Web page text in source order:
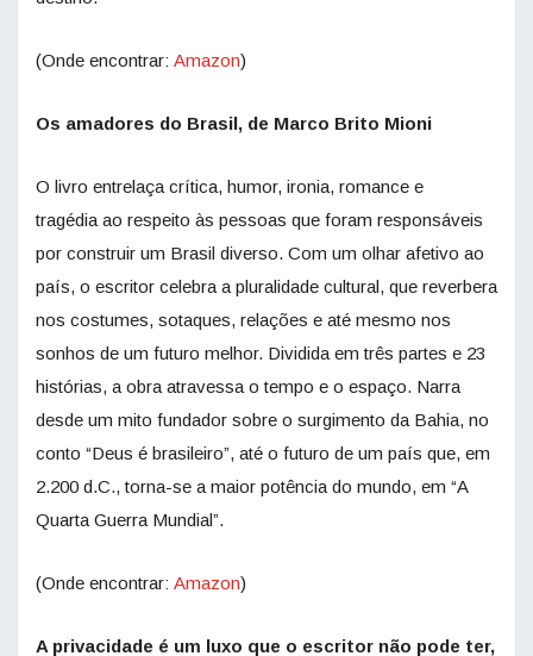
(Onde encontrar: Amazon)
Os amadores do Brasil, de Marco Brito Mioni
O livro entrelaça crítica, humor, ironia, romance e
tragédia ao respeito às pessoas que foram responsáveis
por construir um Brasil diverso. Com um olhar afetivo ao
país, o escritor celebra a pluralidade cultural, que reverbera
nos costumes, sotaques, relações e até mesmo nos
sonhos de um futuro melhor. Dividida em três partes e 23
histórias, a obra atravessa o tempo e o espaço. Narra
desde um mito fundador sobre o surgimento da Bahia, no
conto “Deus é brasileiro”, até o futuro de um país que, em
2.200 d.C., torna-se a maior potência do mundo, em “A
Quarta Guerra Mundial”.
(Onde encontrar: Amazon)
A privacidade é um luxo que o escritor não pode ter,